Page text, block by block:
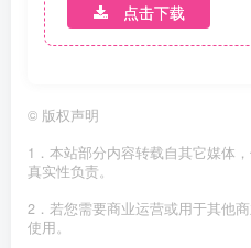
点击下载
© 版权声明
1．本站部分内容转载自其它媒体
真实性负责。
2．若您需要商业运营或用于其他
使用。